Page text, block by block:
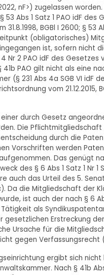
nF>) zugelassen
Abs 1 Satz 1 PAO idF des
BGBl I 2600; § 53
(obligatorisches)
ist, sofern nicht
2 PAO idF des Gesetzes
PAO gilt nicht als eine
(§ 231 Abs 4a SGB VI idF
vom 21.12.2015,
durch Gesetz
Die
durch die
Vorschriften werden
Das genügt
des § 6 Abs 1 Satz 1 Nr 1
das Urteil des 5.
Da die Mitgliedschaft der
ist auch der nach § 6
als
gesetzlichen Erstreckung
Ursache für die
gegen Verfassungsrecht
ergibt sich
Nach § 41b